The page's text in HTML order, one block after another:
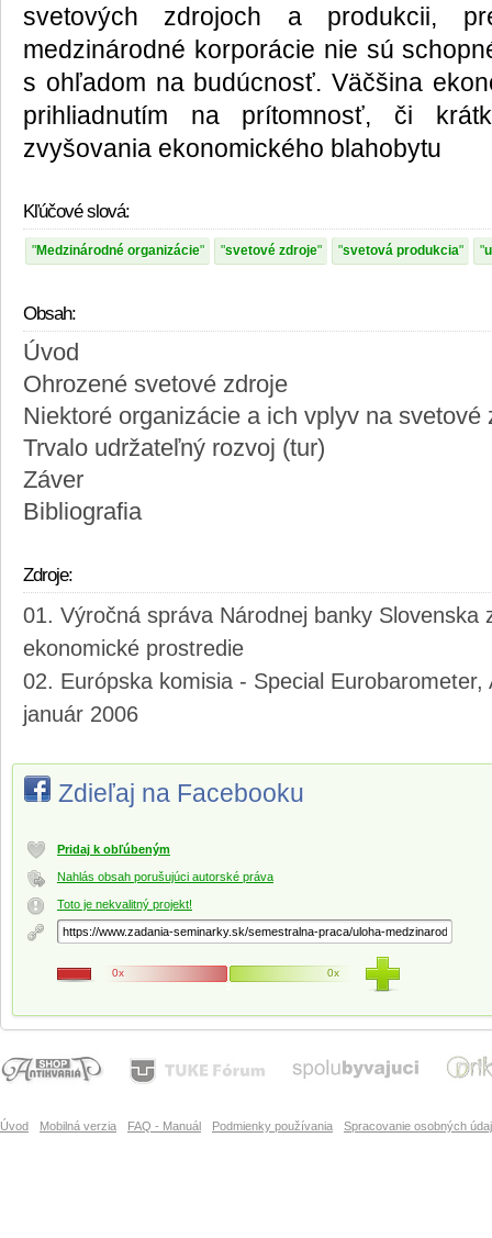
svetových zdrojoch a produkcii,
medzinárodné korporácie nie sú
s ohľadom na budúcnosť. Väčšina
prihliadnutím na prítomnosť, či
zvyšovania ekonomického blahobytu
Kľúčové slová:
Medzinárodné organizácie svetové zdroje svetová produkcia
Obsah:
Úvod
Ohrozené svetové zdroje
Niektoré organizácie a ich vplyv na svetové
Trvalo udržateľný rozvoj (tur)
Záver
Bibliografia
Zdroje:
Výročná správa Národnej banky Slovenska
ekonomické prostredie
Európska komisia - Special
január 2006
Zdieľaj na Facebooku
Pridaj k obľúbeným
Nahlás obsah porušujúci autorské práva
Toto je nekvalitný projekt!
0x 0x
Úvod Mobilná verzia FAQ - Manuál Podmienky používania Spracovanie osobných